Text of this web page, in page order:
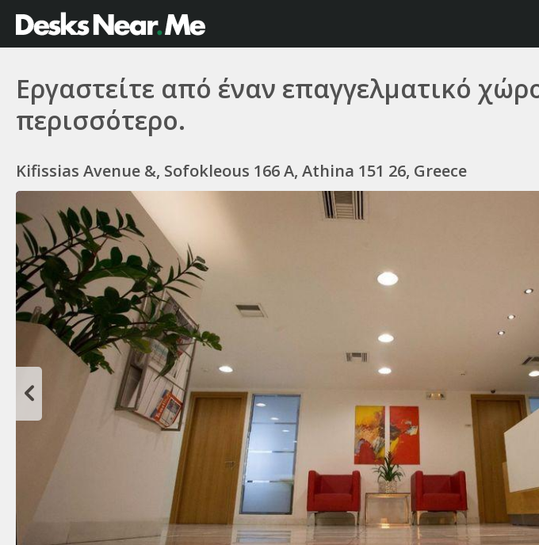
Εργαστείτε από έναν επαγγελματικό
περισσότερο.
Kifissias Avenue &, Sofokleous 166 A, Athina 151 26, Greece